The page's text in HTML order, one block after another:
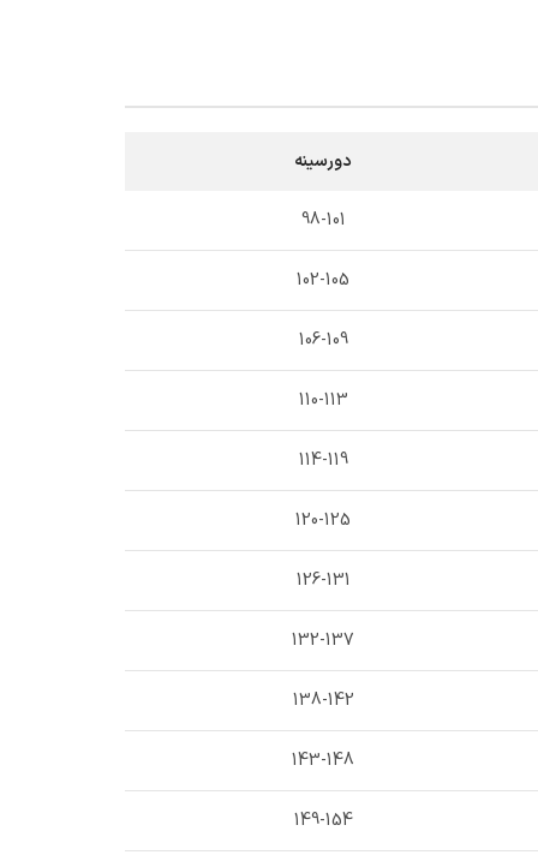
دورسینه
98-101
102-105
106-109
110-113
114-119
120-125
126-131
132-137
138-142
143-148
149-154